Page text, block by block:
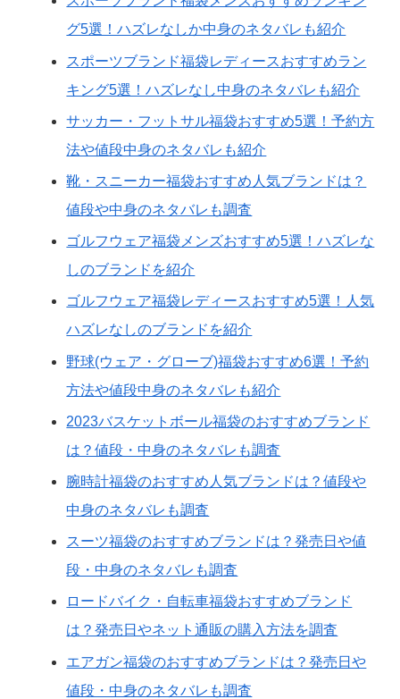
グ5選！ハズレなしか中身のネタバレも紹介
スポーツブランド福袋レディースおすすめラン
キング5選！ハズレなし中身のネタバレも紹介
サッカー・フットサル福袋おすすめ5選！予約方
法や値段中身のネタバレも紹介
靴・スニーカー福袋おすすめ人気ブランドは？
値段や中身のネタバレも調査
ゴルフウェア福袋メンズおすすめ5選！ハズレな
しのブランドを紹介
ゴルフウェア福袋レディースおすすめ5選！人気
ハズレなしのブランドを紹介
野球(ウェア・グローブ)福袋おすすめ6選！予約
方法や値段中身のネタバレも紹介
2023バスケットボール福袋のおすすめブランド
は？値段・中身のネタバレも調査
腕時計福袋のおすすめ人気ブランドは？値段や
中身のネタバレも調査
スーツ福袋のおすすめブランドは？発売日や値
段・中身のネタバレも調査
ロードバイク・自転車福袋おすすめブランド
は？発売日やネット通販の購入方法を調査
エアガン福袋のおすすめブランドは？発売日や
値段・中身のネタバレも調査